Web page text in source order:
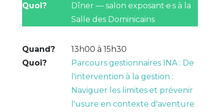
Dîner — salon exposant·e·s à la
Salle des Dominicains
13h00 à 15h30
Parcours gestionnaires INA : De
l'intervention à la gestion :
Naviguer les limites et prévenir
l'usure en contexte d'aventure